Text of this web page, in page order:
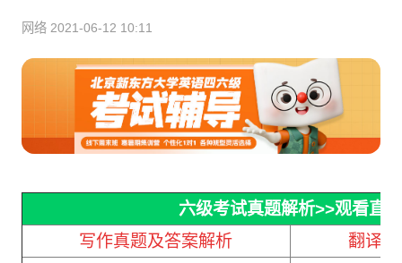
网络 2021-06-12 10:11
六级考试真题解析>>观看直播
写作真题及答案解析
翻译